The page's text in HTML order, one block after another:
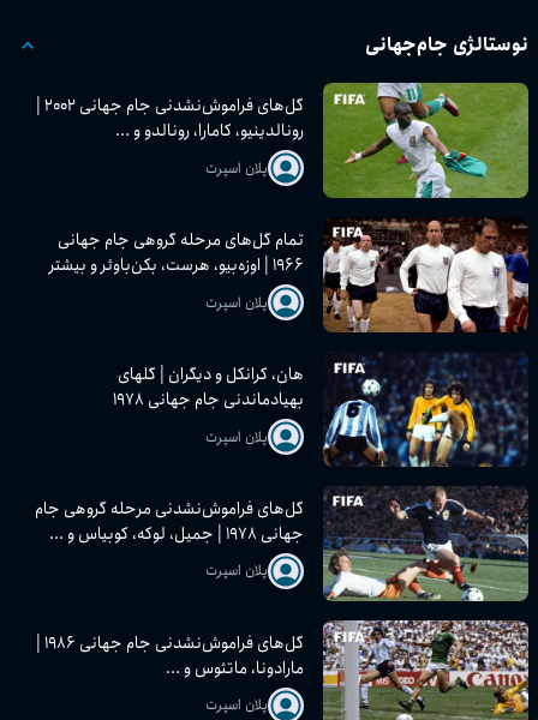
نوستالژی جام‌جهانی
گل‌های فراموش‌نشدنی جام جهانی ۲۰۰۲ |
رونالدینیو، کامارا، رونالدو و ...
پلان اسپرت
تمام گل‌های مرحله گروهی جام جهانی
۱۹۶۶ | اوزه‌بیو، هرست، بکن‌باوئر و بیشتر
پلان اسپرت
هان، کرانکل و دیگران | گلهای
بهیادماندنی جام جهانی ۱۹۷۸
پلان اسپرت
گل‌های فراموش‌نشدنی مرحله گروهی جام
جهانی ۱۹۷۸ | جمیل، لوکه، کوبیاس و ...
پلان اسپرت
گل‌های فراموش‌نشدنی جام جهانی ۱۹۸۶ |
مارادونا، ماتئوس و ...
پلان اسپرت